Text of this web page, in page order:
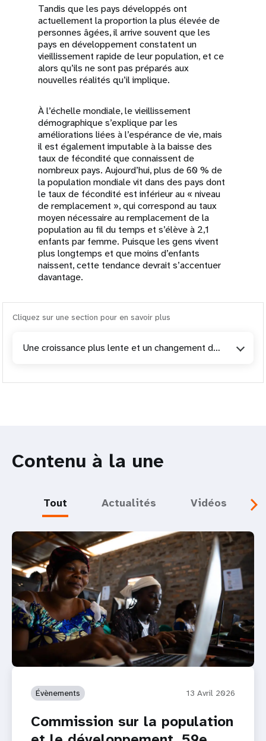
Tandis que les pays développés ont
actuellement la proportion la plus élevée de
personnes âgées, il arrive souvent que les
pays en développement constatent un
vieillissement rapide de leur population, et ce
alors qu’ils ne sont pas préparés aux
nouvelles réalités qu’il implique.
À l’échelle mondiale, le vieillissement
démographique s’explique par les
améliorations liées à l’espérance de vie, mais
il est également imputable à la baisse des
taux de fécondité que connaissent de
nombreux pays. Aujourd’hui, plus de 60 % de
la population mondiale vit dans des pays dont
le taux de fécondité est inférieur au « niveau
de remplacement », qui correspond au taux
moyen nécessaire au remplacement de la
population au fil du temps et s’élève à 2,1
enfants par femme. Puisque les gens vivent
plus longtemps et que moins d’enfants
naissent, cette tendance devrait s’accentuer
davantage.
Cliquez sur une section pour en savoir plus
Une croissance plus lente et un changement de paradigme nécessaire
Contenu à la une
Tout Actualités Vidéos
Évènements 13 Avril 2026
Commission sur la population